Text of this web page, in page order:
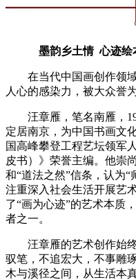
墨韵乡土情 心迹绘
在当代中国画创作领
人心的感染力，被大众誉
汪章雁，笔名南雁，
定居南京，为中国书画文
国高峰攀登工程艺坛领军
皮书）》荣誉主编。他崇
和“道法之然”信条，认为“
注重深入社会生活开展艺
了“画为心迹”的艺术本质
者之一。
汪章雁的艺术创作始
驭笔，不追宏大，不事雕
木与溪径之间，从生活本